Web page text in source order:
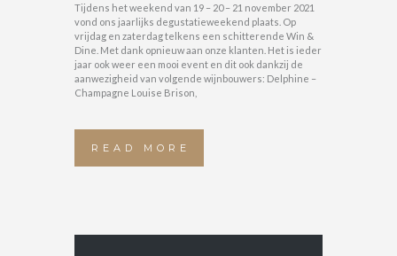
Tijdens het weekend van 19 – 20 – 21 november 2021
vond ons jaarlijks degustatieweekend plaats. Op
vrijdag en zaterdag telkens een schitterende Win &
Dine. Met dank opnieuw aan onze klanten. Het is ieder
jaar ook weer een mooi event en dit ook dankzij de
aanwezigheid van volgende wijnbouwers: Delphine –
Champagne Louise Brison,
READ MORE